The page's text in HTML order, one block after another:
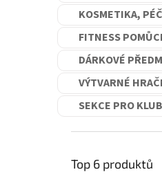
KOSMETIKA,
FITNESS
DÁRKOVÉ
VÝTVARNÉ
SEKCE PRO
Top 6 produktů